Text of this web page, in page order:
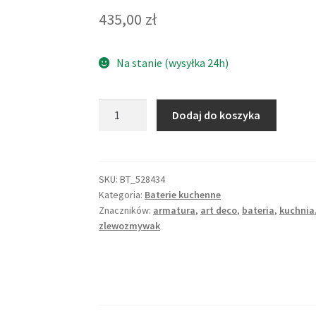
podstawie
klientów
435,00 zł
Na stanie (wysyłka 24h)
Żurawia
Szyja
Retro
Dodaj do koszyka
SKU:BT_528434
Kategoria: Baterie kuchenne
Znaczników: armatura, art deco, bateria, kuchnia,
zlewozmywak